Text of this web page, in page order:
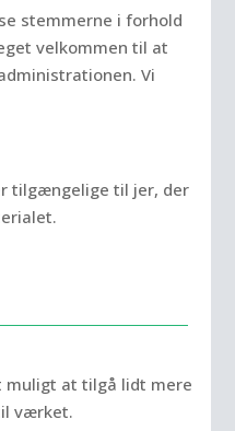
stemmerne i forhold
velkommen til at
Vi
tilgængelige til jer, der
muligt at tilgå lidt mere
værket.